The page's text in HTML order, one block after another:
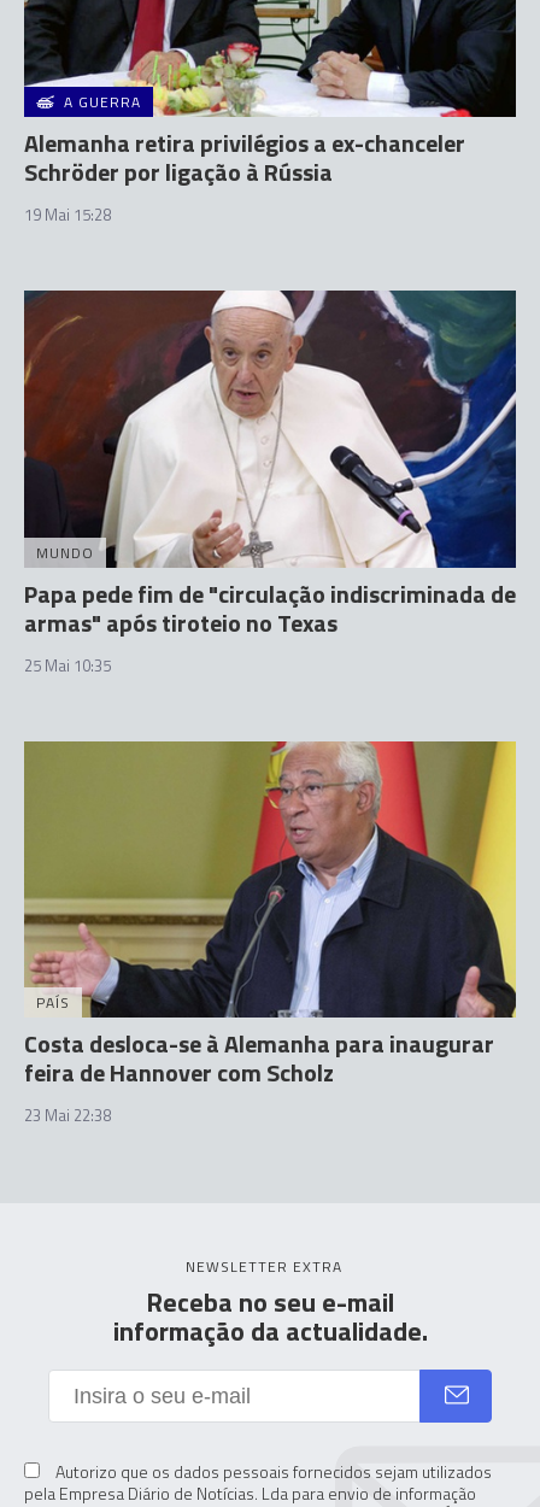
A GUERRA
Alemanha retira privilégios a ex-chanceler
Schröder por ligação à Rússia
19 Mai 15:28
MUNDO
Papa pede fim de "circulação indiscriminada de
armas" após tiroteio no Texas
25 Mai 10:35
PAÍS
Costa desloca-se à Alemanha para inaugurar
feira de Hannover com Scholz
23 Mai 22:38
NEWSLETTER EXTRA
Receba no seu e-mail
informação da actualidade.
Autorizo que os dados pessoais fornecidos sejam utilizados
pela Empresa Diário de Notícias. Lda para envio de informação